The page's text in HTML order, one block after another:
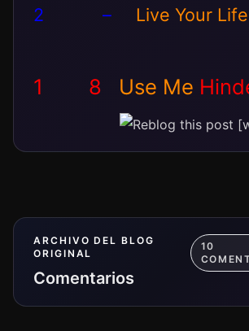
2 – Live Your Life
1 8 Use Me
ARCHIVO DEL BLOG
ORIGINAL
Comentarios
10